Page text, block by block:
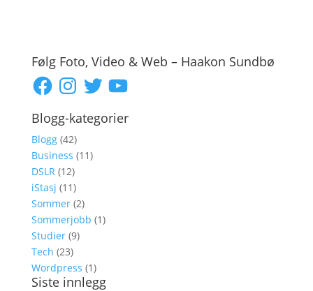
Følg Foto, Video & Web – Haakon Sundbø
FacebookInstagram
TwitterYouTube
Blogg-kategorier
Blogg(42)
Business (11)
DSLR(12)
iStasj (11)
Sommer(2)
Sommerjobb (1)
Studier(9)
Tech (23)
Wordpress (1)
Siste innlegg